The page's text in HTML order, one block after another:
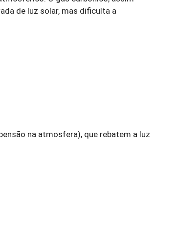
de luz solar, mas dificulta a
na atmosfera), que rebatem a luz